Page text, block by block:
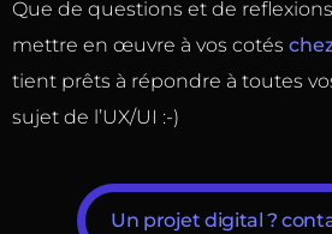
Que de questions et de
mettre en œuvre à vos cotés
tient prêts à répondre à toutes
sujet de l’UX/UI :-)
Un projet digital ?